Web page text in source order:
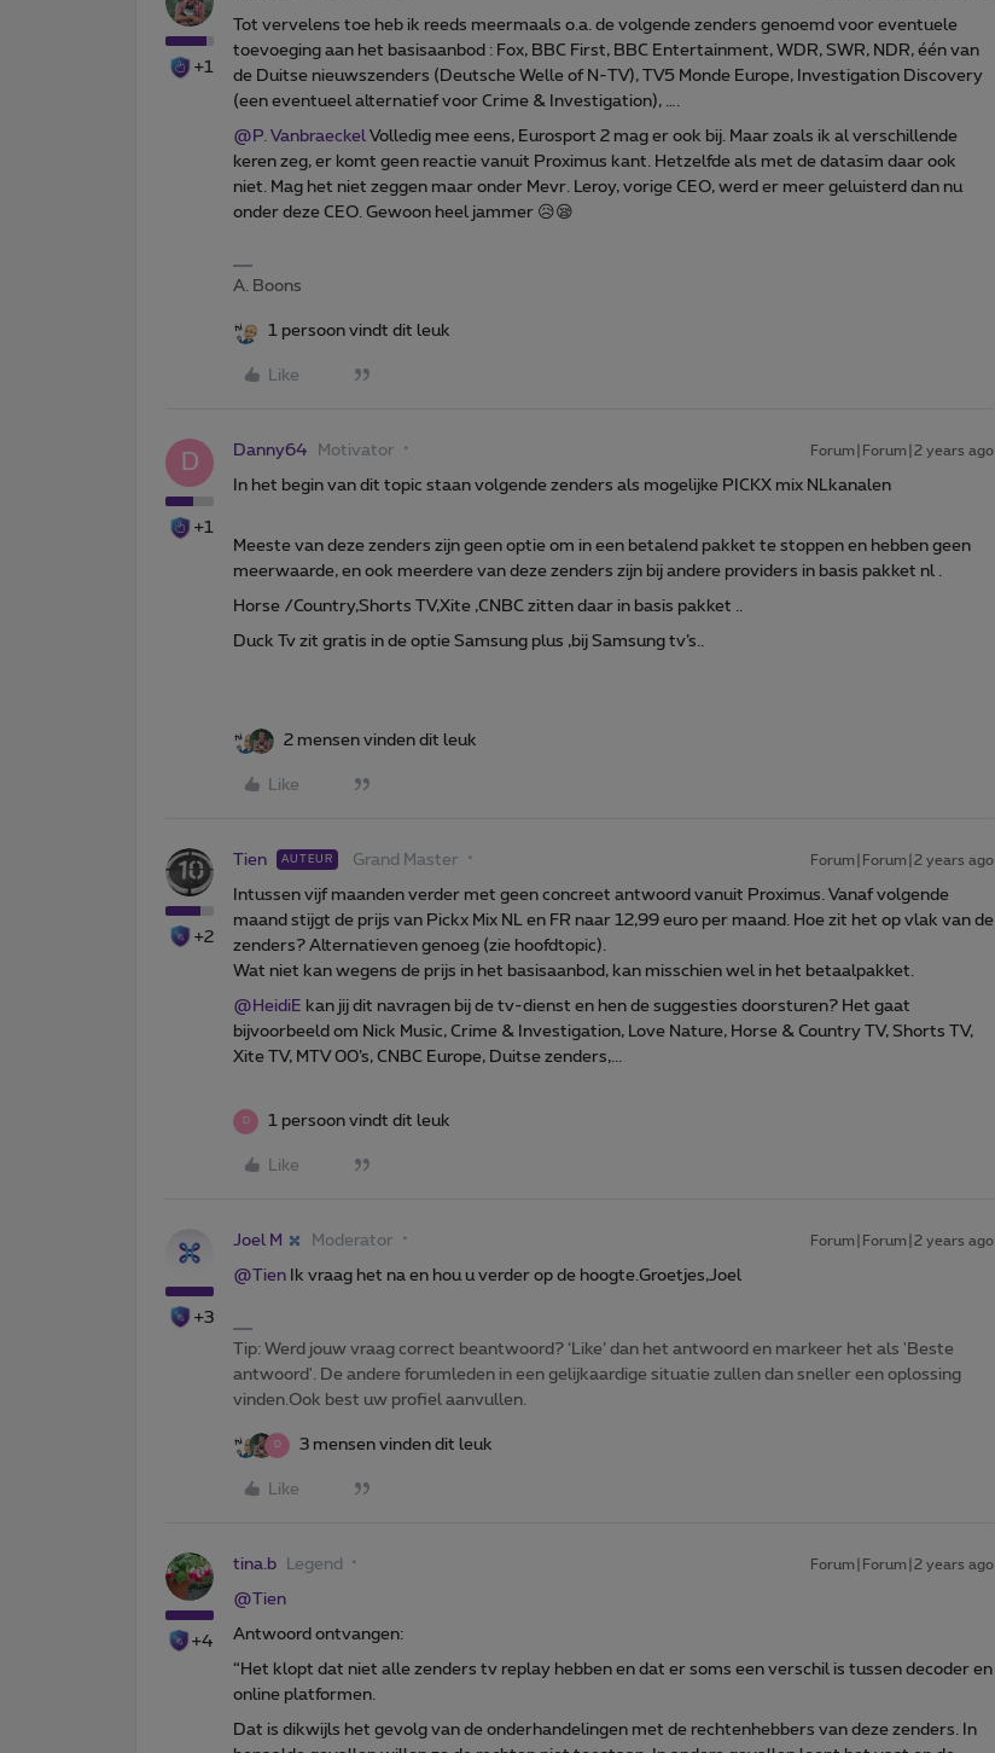
+1
Tot vervelens toe heb ik reeds meermaals o.a. de volgende zenders genoemd voor eventuele
toevoeging aan het basisaanbod : Fox, BBC First, BBC Entertainment, WDR, SWR, NDR, één van
de Duitse nieuwszenders (Deutsche Welle of N-TV), TV5 Monde Europe, Investigation Discovery
(een eventueel alternatief voor Crime & Investigation), ….
@P. Vanbraeckel Volledig mee eens, Eurosport 2 mag er ook bij. Maar zoals ik al verschillende
keren zeg, er komt geen reactie vanuit Proximus kant. Hetzelfde als met de datasim daar ook
niet. Mag het niet zeggen maar onder Mevr. Leroy, vorige CEO, werd er meer geluisterd dan nu
onder deze CEO. Gewoon heel jammer 😥😪
A. Boons
1 persoon vindt dit leuk
Like
D
+1
Danny64 Motivator Forum|Forum|2 years ago
In het begin van dit topic staan volgende zenders als mogelijke PICKX mix NLkanalen
Meeste van deze zenders zijn geen optie om in een betalend pakket te stoppen en hebben geen
meerwaarde, en ook meerdere van deze zenders zijn bij andere providers in basis pakket nl .
Horse /Country,Shorts TV,Xite ,CNBC zitten daar in basis pakket ..
Duck Tv zit gratis in de optie Samsung plus ,bij Samsung tv’s..
2 mensen vinden dit leuk
Like
+2
Tien AUTEUR Grand Master Forum|Forum|2 years ago
Intussen vijf maanden verder met geen concreet antwoord vanuit Proximus. Vanaf volgende
maand stijgt de prijs van Pickx Mix NL en FR naar 12,99 euro per maand. Hoe zit het op vlak van de
zenders? Alternatieven genoeg (zie hoofdtopic).
Wat niet kan wegens de prijs in het basisaanbod, kan misschien wel in het betaalpakket.
@HeidiE kan jij dit navragen bij de tv-dienst en hen de suggesties doorsturen? Het gaat
bijvoorbeeld om Nick Music, Crime & Investigation, Love Nature, Horse & Country TV, Shorts TV,
Xite TV, MTV 00’s, CNBC Europe, Duitse zenders,...
D 1 persoon vindt dit leuk
Like
+3
Joel M Moderator Forum|Forum|2 years ago
@Tien Ik vraag het na en hou u verder op de hoogte.Groetjes,Joel
Tip: Werd jouw vraag correct beantwoord? ‘Like’ dan het antwoord en markeer het als 'Beste
antwoord'. De andere forumleden in een gelijkaardige situatie zullen dan sneller een oplossing
vinden.Ook best uw profiel aanvullen.
D 3 mensen vinden dit leuk
Like
+4
tina.b Legend Forum|Forum|2 years ago
@Tien
Antwoord ontvangen:
“Het klopt dat niet alle zenders tv replay hebben en dat er soms een verschil is tussen decoder en
online platformen.
Dat is dikwijls het gevolg van de onderhandelingen met de rechtenhebbers van deze zenders. In